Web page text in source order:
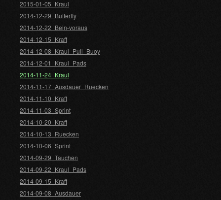
2015-01-05_Kraul
2014-12-29_Butterfly
2014-12-22_Bein-voraus
2014-12-15_Kraft
2014-12-08_Kraul_Pull_Buoy
2014-12-01_Kraul_Pads
2014-11-24_Kraul
2014-11-17_Ausdauer_Ruecken
2014-11-10_Kraft
2014-11-03_Sprint
2014-10-20_Kraft
2014-10-13_Ruecken
2014-10-06_Sprint
2014-09-29_Tauchen
2014-09-22_Kraul_Pads
2014-09-15_Kraft
2014-09-08_Ausdauer